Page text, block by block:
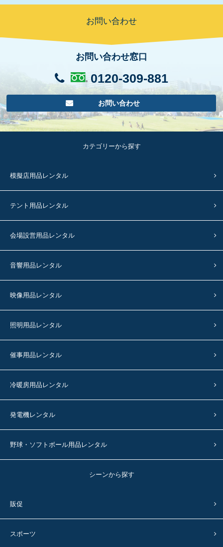
お問い合わせ
お問い合わせ窓口
0120-309-881
お問い合わせ
カテゴリーから探す
模擬店用品レンタル
テント用品レンタル
会場設営用品レンタル
音響用品レンタル
映像用品レンタル
照明用品レンタル
催事用品レンタル
冷暖房用品レンタル
発電機レンタル
野球・ソフトボール用品レンタル
シーンから探す
販促
スポーツ